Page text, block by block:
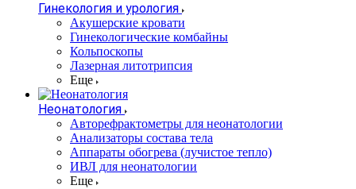
Гинекология и урология
Акушерские кровати
Гинекологические комбайны
Кольпоскопы
Лазерная литотрипсия
Еще
Неонатология
Авторефрактометры для неонатологии
Анализаторы состава тела
Аппараты обогрева (лучистое тепло)
ИВЛ для неонатологии
Еще